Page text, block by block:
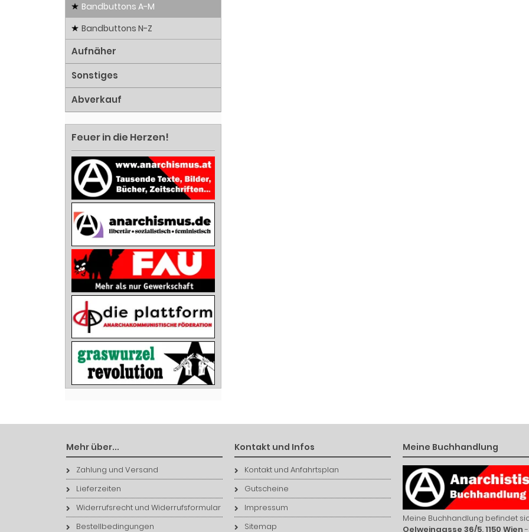
Bandbuttons A-M
Bandbuttons N-Z
Aufnäher
Sonstiges
Abverkauf
Feuer in die Herzen!
Mehr über...
Zahlung und Versand
Lieferzeiten
Widerrufsrecht und Widerrufsformular
Bestellbedingungen
Kontakt und Infos
Kontakt und Anfahrtsplan
Gutscheine
Impressum
Sitemap
Meine Buchhandlung
Meine Buchhandlung befindet
Oelweingasse 36/5, 1150 Wien-